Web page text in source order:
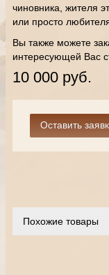
чиновника, жителя
или просто
Вы также можете
интересующей Вас
10 000 руб.
Похожие товары